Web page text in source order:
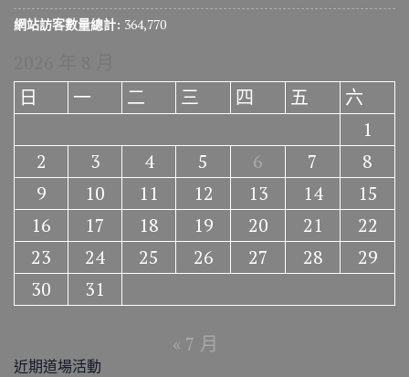
網站訪客數量總計: 364,770
日
一 二 三 四 五
六
1
2
3 4 5 6 7
8
9
10 11 12 13 14
15
16
17 18 19 20 21
22
23
24 25 26 27 28
29
30
31
« 7 月
近期道場活動